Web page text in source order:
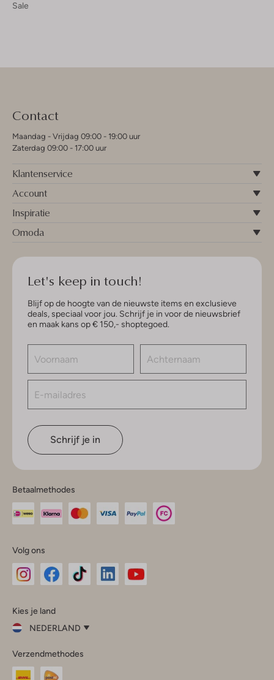
Sale
Contact
Maandag - Vrijdag 09:00 - 19:00 uur
Zaterdag 09:00 - 17:00 uur
Klantenservice
Account
Inspiratie
Omoda
Let's keep in touch!
Blijf op de hoogte van de nieuwste items en exclusieve
deals, speciaal voor jou. Schrijf je in voor de nieuwsbrief
en maak kans op € 150,- shoptegoed.
Schrijf je in
Betaalmethodes
Volg ons
InstagramFacebook
Kies je land
NEDERLAND
je
land
Verzendmethodes